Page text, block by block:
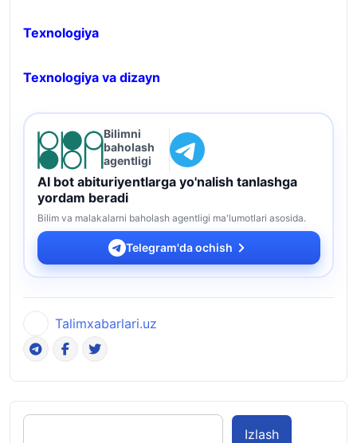
Texnologiya
Texnologiya va dizayn
Bilimni
baholash
agentligi
AI bot abituriyentlarga yo'nalish tanlashga
yordam beradi
Bilim va malakalarni baholash agentligi ma'lumotlari asosida.
Telegram'da ochish
Talimxabarlari.uz
Izlash